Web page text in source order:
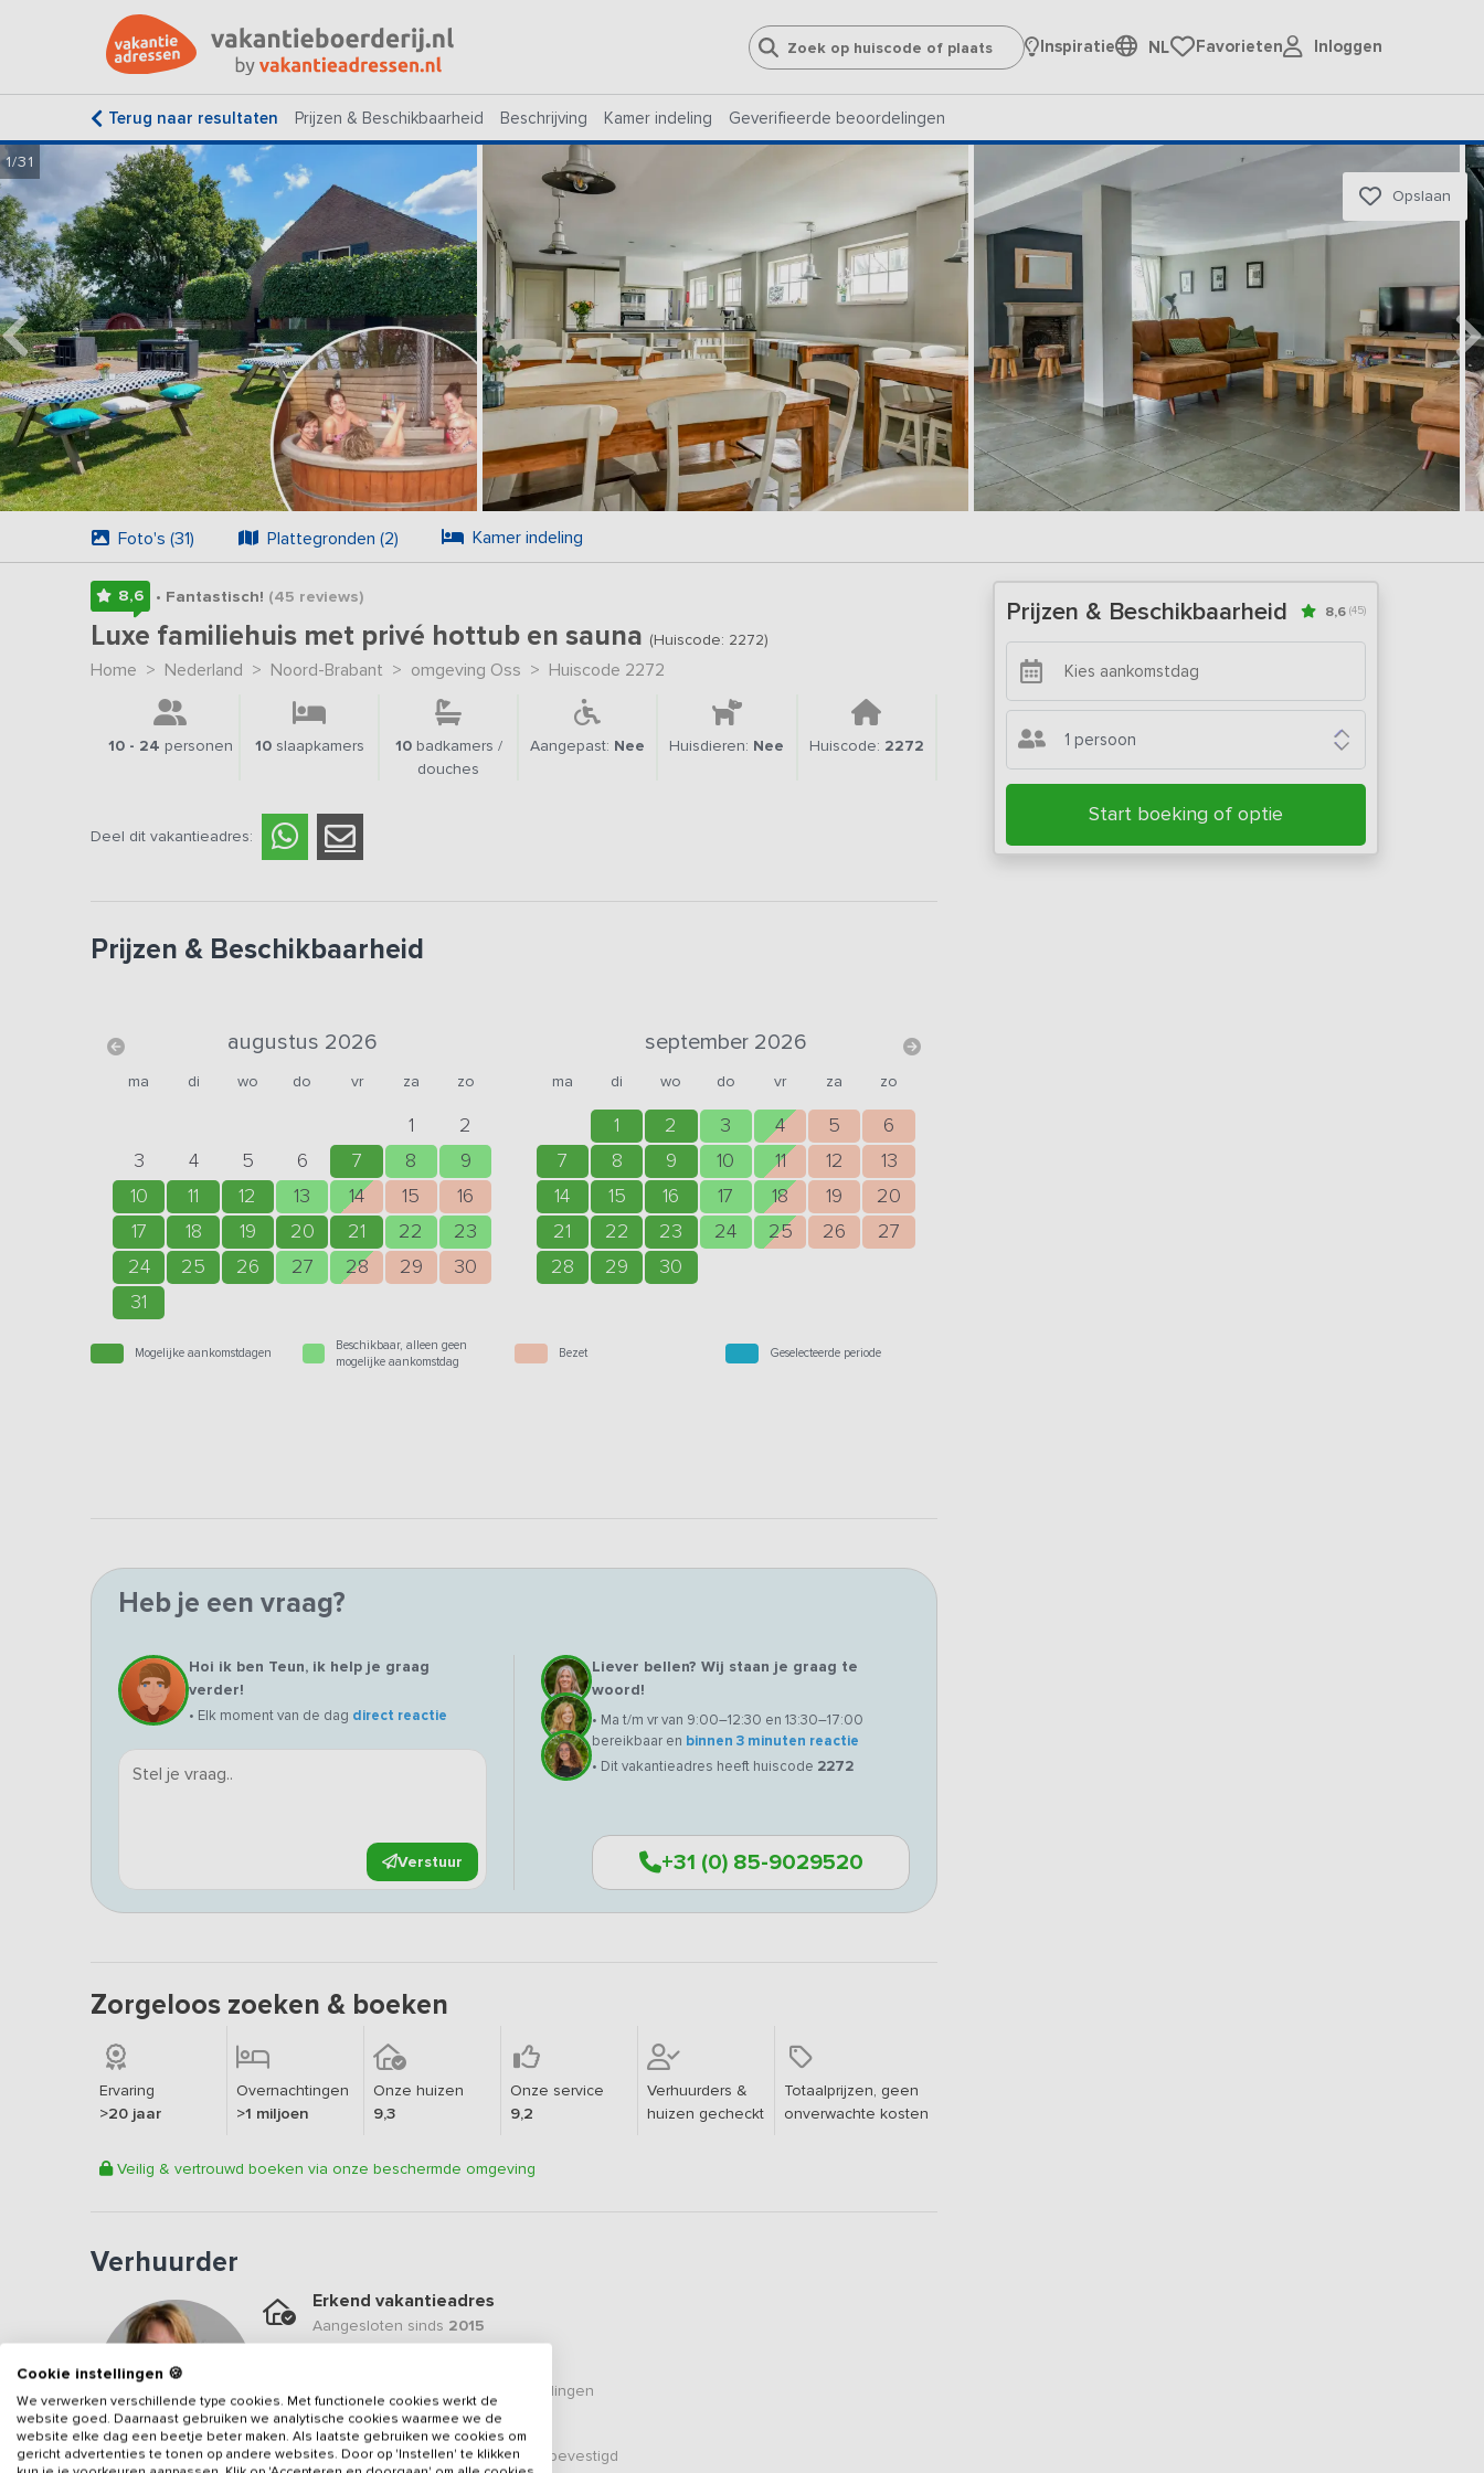
Inspiratie NL Favorieten Inloggen
Terug naar resultaten Prijzen & Beschikbaarheid Beschrijving Kamer indeling Geverifieerde beoordelingen
1/31
Opslaan
Foto's (31) Plattegronden (2) Kamer indeling
8,6 • Fantastisch! (45 reviews)
Luxe familiehuis met privé hottub en sauna (Huiscode: 2272)
Home > Nederland > Noord-Brabant > omgeving Oss > Huiscode 2272
10 - 24 personen 10slaapkamers 10badkamers /
douches
Aangepast: Nee Huisdieren: Nee Huiscode: 2272
Deel dit vakantieadres:
Prijzen & Beschikbaarheid
augustus 2026
ma di wo do vr za zo
1
2
3
4 5 6 7 8
9
10
11 12 13 14 15
16
17
18 19 20 21 22
23
24
25 26 27 28 29
30
31
september 2026
ma di wo do vr za zo
1 2 3 4 5
6
7
8 9 10 11 12
13
14
15 16 17 18 19
20
21
22 23 24 25 26
27
28
29 30
Mogelijke aankomstdagen
Beschikbaar, alleen geen
mogelijke aankomstdag
Bezet Geselecteerde periode
Heb je een vraag?
Hoi ik ben Teun, ik help je graag
verder!
• Elk moment van de dag direct reactie
Verstuur
Liever bellen? Wij staan je graag te
woord!
• Ma t/m vr van 9:00–12:30 en 13:30–17:00
bereikbaar en binnen 3 minuten reactie
• Dit vakantieadres heeft huiscode 2272
+31 (0) 85-9029520
Zorgeloos zoeken & boeken
Ervaring
>20 jaar
Overnachtingen
>1 miljoen
Onze huizen
9,3
Onze service
9,2
Verhuurders &
huizen gecheckt
Totaalprijzen, geen
onverwachte kosten
Veilig & vertrouwd boeken via onze beschermde omgeving
Verhuurder
Erkend vakantieadres
Aangesloten sinds 2015
beoordelingen
Veilig & vertrouwd
Gegevens van de verhuurder zijn bevestigd
Prijzen & Beschikbaarheid 8,6 (45)
1 persoon
Start boeking of optie
Cookie instellingen 🍪
We verwerken verschillende type cookies. Met functionele cookies werkt de
website goed. Daarnaast gebruiken we analytische cookies waarmee we de
website elke dag een beetje beter maken. Als laatste gebruiken we cookies om
gericht advertenties te tonen op andere websites. Door op 'Instellen' te klikken